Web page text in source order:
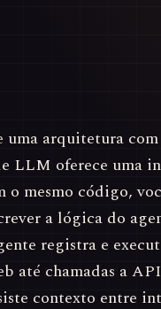
arquitetura com
LLM oferece uma
mesmo código,
a lógica do
registra e
até chamadas a
contexto entre